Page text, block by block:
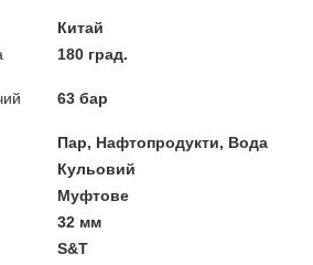
Китай
180 град.
63 бар
Пар, Нафтопродукти, Вода
Кульовий
Муфтове
32 мм
S&T